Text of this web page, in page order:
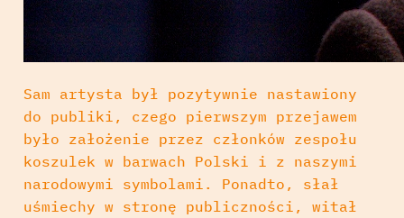
Sam artysta był pozytywnie nastawiony
do publiki, czego pierwszym przejawem
było założenie przez członków zespołu
koszulek w barwach Polski i z naszymi
narodowymi symbolami. Ponadto, słał
uśmiechy w stronę publiczności, witał